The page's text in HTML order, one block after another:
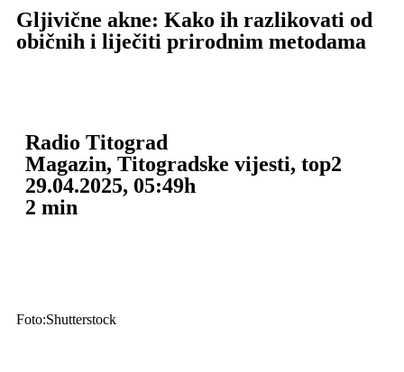
Gljivične akne: Kako ih razlikovati od
običnih i liječiti prirodnim metodama
Radio Titograd
Magazin, Titogradske vijesti, top2
29.04.2025, 05:49h
2 min
Foto:Shutterstock